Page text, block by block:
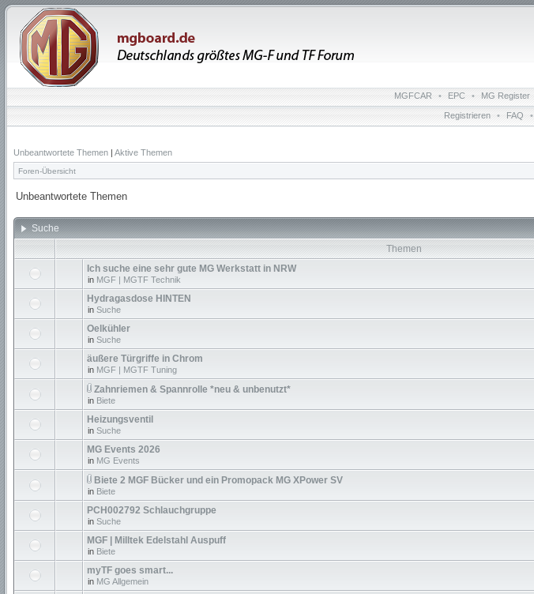
MGFCAR • EPC • MG Register
Registrieren • FAQ •
Unbeantwortete Themen | Aktive Themen
Foren-Übersicht
Unbeantwortete Themen
Suche
Themen
Ich suche eine sehr gute MG Werkstatt in NRW
in MGF | MGTF Technik
Hydragasdose HINTEN
in Suche
Oelkühler
in Suche
äußere Türgriffe in Chrom
in MGF | MGTF Tuning
Zahnriemen & Spannrolle *neu & unbenutzt*
in Biete
Heizungsventil
in Suche
MG Events 2026
in MG Events
Biete 2 MGF Bücker und ein Promopack MG XPower SV
in Biete
PCH002792 Schlauchgruppe
in Suche
MGF | Milltek Edelstahl Auspuff
in Biete
myTF goes smart...
in MG Allgemein